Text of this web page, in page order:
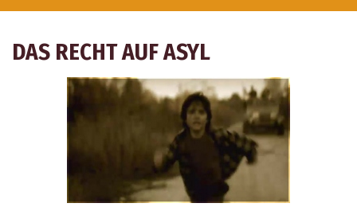
DAS RECHT AUF ASYL